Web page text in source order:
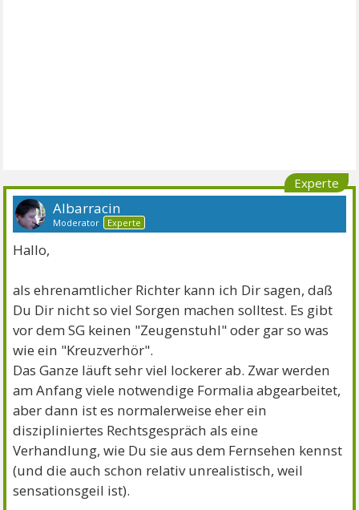
Experte
Albarracin
Moderator Experte
Hallo,
als ehrenamtlicher Richter kann ich Dir sagen, daß
Du Dir nicht so viel Sorgen machen solltest. Es gibt
vor dem SG keinen "Zeugenstuhl" oder gar so was
wie ein "Kreuzverhör".
Das Ganze läuft sehr viel lockerer ab. Zwar werden
am Anfang viele notwendige Formalia abgearbeitet,
aber dann ist es normalerweise eher ein
diszipliniertes Rechtsgespräch als eine
Verhandlung, wie Du sie aus dem Fernsehen kennst
(und die auch schon relativ unrealistisch, weil
sensationsgeil ist).